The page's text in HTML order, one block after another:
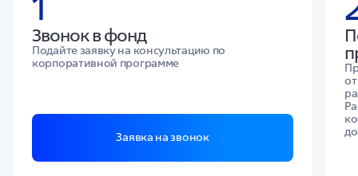
Звонок в фонд
Подайте заявку на консультацию по
корпоративной программе
Заявка на звонок